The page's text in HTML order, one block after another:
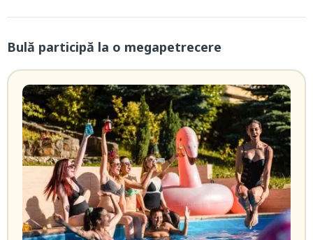
Bulă participă la o megapetrecere